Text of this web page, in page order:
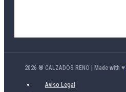
2026 ® CALZADOS RENO | Made with ♥
Aviso Legal